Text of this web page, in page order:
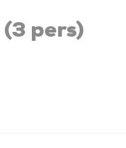
(3 pers)